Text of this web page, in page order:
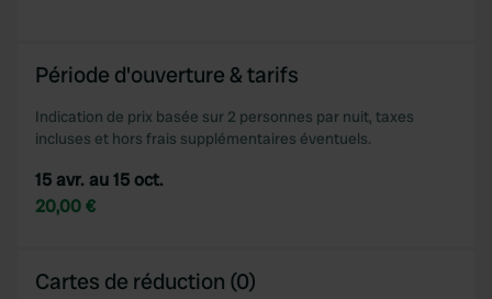
Période d'ouverture & tarifs
Indication de prix basée sur 2 personnes par nuit, taxes
incluses et hors frais supplémentaires éventuels.
15 avr. au 15 oct.
20,00 €
Cartes de réduction (0)